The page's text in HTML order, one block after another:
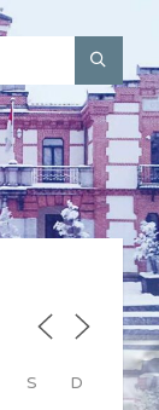
S D